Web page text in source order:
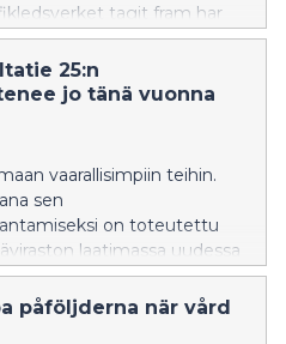
tagit fram har
25:n
jo tänä vuonna
vaarallisimpiin teihin.
sen
on toteutettu
laatimassa uudessa
25:n kehittämistoimet
påföljderna när vård